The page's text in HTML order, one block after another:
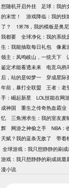
您随机开启外挂
足球：我的
的末世！
游戏降临：我的技
了？
1米78，我的模板是奥
我都要
全球净化：我的系统
生：我能抽取每日礼包
像素
领主：凤鸣岐山，一统天下
鉴定术能看透未来
电竞乌鸦
后，站的是92梦一
穿成星际
年前，暴打全联盟
王者：老
手：崛起新星
LOL技能在网
成神国
重生之传奇热血霸业
忆
三角洲求生：我的室友麦
辉
网游之神偷之手 NBA：
天赋？我的蓝条无敌了
带着
全球游戏：我只想静静的刷
游戏：我只想静静的刷成就最
漫小说